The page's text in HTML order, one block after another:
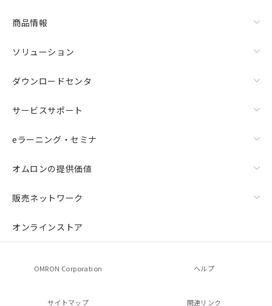
商品情報
ソリューション
ダウンロードセンタ
サービスサポート
eラーニング・セミナ
オムロンの提供価値
販売ネットワーク
オンラインストア
OMRON Corporation ヘルプ
サイトマップ 関連リンク